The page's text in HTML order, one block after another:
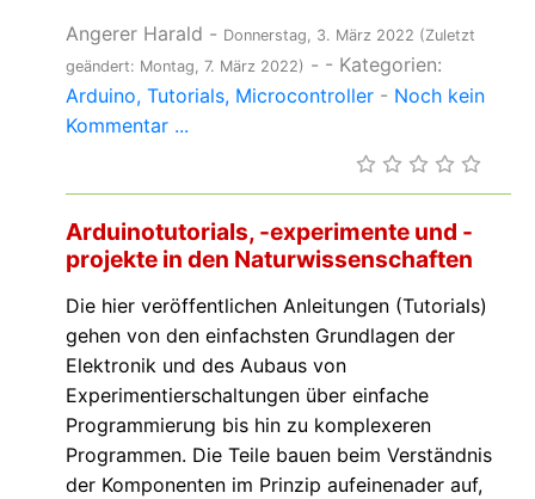
Angerer Harald - Donnerstag, 3. März 2022 (Zuletzt
geändert: Montag, 7. März 2022) - - Kategorien:
Arduino Tutorials Microcontroller - Noch kein
Kommentar ...
Arduinotutorials, -experimente und -
projekte in den Naturwissenschaften
Die hier veröffentlichen Anleitungen (Tutorials)
gehen von den einfachsten Grundlagen der
Elektronik und des Aubaus von
Experimentierschaltungen über einfache
Programmierung bis hin zu komplexeren
Programmen. Die Teile bauen beim Verständnis
der Komponenten im Prinzip aufeinenader auf,